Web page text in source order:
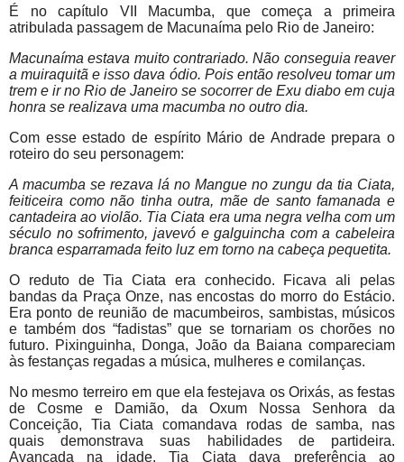
É no capítulo VII Macumba, que começa a primeira
atribulada passagem de Macunaíma pelo Rio de Janeiro:
Macunaíma estava muito contrariado. Não conseguia reaver
a muiraquitã e isso dava ódio. Pois então resolveu tomar um
trem e ir no Rio de Janeiro se socorrer de Exu diabo em cuja
honra se realizava uma macumba no outro dia.
Com esse estado de espírito Mário de Andrade prepara o
roteiro do seu personagem:
A macumba se rezava lá no Mangue no zungu da tia Ciata,
feiticeira como não tinha outra, mãe de santo famanada e
cantadeira ao violão. Tia Ciata era uma negra velha com um
século no sofrimento, javevó e galguincha com a cabeleira
branca esparramada feito luz em torno na cabeça pequetita.
O reduto de Tia Ciata era conhecido. Ficava ali pelas
bandas da Praça Onze, nas encostas do morro do Estácio.
Era ponto de reunião de macumbeiros, sambistas, músicos
e também dos “fadistas” que se tornariam os chorões no
futuro. Pixinguinha, Donga, João da Baiana compareciam
às festanças regadas a música, mulheres e comilanças.
No mesmo terreiro em que ela festejava os Orixás, as festas
de Cosme e Damião, da Oxum Nossa Senhora da
Conceição, Tia Ciata comandava rodas de samba, nas
quais demonstrava suas habilidades de partideira.
Avançada na idade, Tia Ciata dava preferência ao